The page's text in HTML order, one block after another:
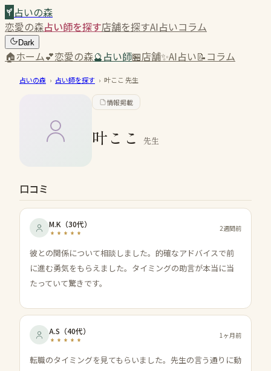
占いの森
恋愛の森占い師を探す店舗を探すAI占いコラム
Dark
🏠ホーム💕恋愛の森🔮占い師🏪店舗✨AI占い📝コラム
占いの森 › 占い師を探す › 叶ここ 先生
情報掲載
叶ここ 先生
口コミ
M.K （30代） 2週間前
彼との関係について相談しました。的確なアドバイスで前
に進む勇気をもらえました。タイミングの助言が本当に当
たっていて驚きです。
A.S （40代） 1ヶ月前
転職のタイミングを見てもらいました。先生の言う通りに動